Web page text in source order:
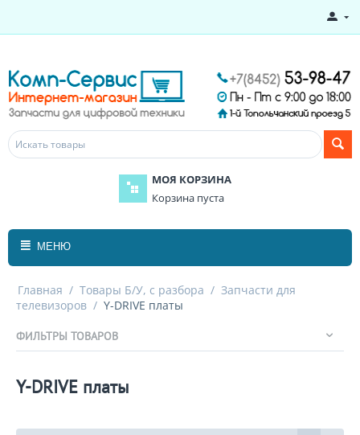
МОЯ КОРЗИНА
Корзина пуста
МЕНЮ
Главная / Товары Б/У, с разбора / Запчасти для
телевизоров / Y-DRIVE платы
ФИЛЬТРЫ ТОВАРОВ
Y-DRIVE платы